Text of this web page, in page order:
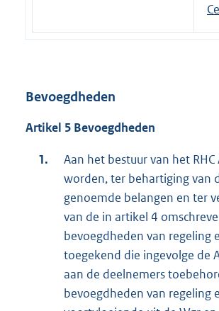
Bevoegdheden
Artikel 5 Bevoegdheden
Aan het bestuur van het
worden, ter behartiging van
genoemde belangen en ter
van de in artikel 4
bevoegdheden van regeling
toegekend die ingevolge de
aan de deelnemers
bevoegdheden van regeling